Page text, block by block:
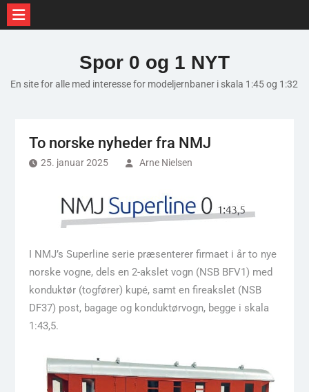
Spor 0 og 1 NYT
En site for alle med interesse for modeljernbaner i skala 1:45 og 1:32
To norske nyheder fra NMJ
25. januar 2025 Arne Nielsen
I NMJ’s Superline serie præsenterer firmaet i år to nye
norske vogne, dels en 2-akslet vogn (NSB BFV1) med
konduktør (togfører) kupé, samt en fireakslet (NSB
DF37) post, bagage og konduktørvogn, begge i skala
1:43,5.